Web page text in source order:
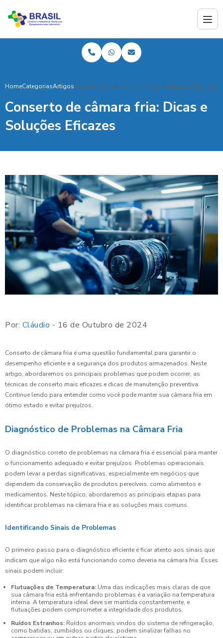
HomeCategoriasArtigosConserto de câmara fria: Dicas e Soluções Eficazes
Conserto de câmara fria: Dicas e
Soluções Eficazes
Por: Cláudio - 16 de Outubro de 2024
Conserto de câmara fria é uma questão fundamental para garantir o
desempenho eficiente e a segurança dos produtos armazenados. Neste
artigo, abordaremos os principais problemas que podem ocorrer, as
técnicas de conserto mais eficazes e dicas de manutenção preventiva.
Continue lendo para entender como você pode manter sua câmara fria em
ótimo estado e evitar prejuízos.
Diagnóstico de Problemas na Câmara Fria
O diagnóstico correto de problemas na câmara fria é essencial para manter
o funcionamento adequado e evitar prejuízos. Problemas operacionais
podem levar a perdas significativas, especialmente em negócios que
dependem da conservação de produtos perecíveis, como alimentos e
medicamentos. Neste tópico, abordaremos as principais etapas para
identificar problemas na câmara fria e as soluções mais comuns.
Identificando Sinais de Problemas
O primeiro passo para o diagnóstico eficiente é ficar atento aos sinais que
indicam que algo não está funcionando como deveria na câmara fria. Esses
sinais podem incluir:
Flutuações de Temperatura: Uma das indicações mais claras de que
sua câmara fria está enfrentando problemas é a variação na temperatura
interna. A temperatura ideal deve ser mantida constantemente, e
flutuações podem comprometer a integridade dos produtos.
Ruídos Estranhos: Ruídos anormais vindos do sistema de refrigeração,
como batidas, zumbidos ou cliques, podem sinalizar falhas no